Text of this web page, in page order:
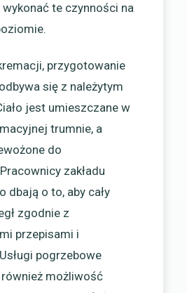
te czynności na
przygotowanie
się z należytym
jest umieszczane w
trumnie, a
do
zakładu
dbają o to, aby cały
zgodnie z
przepisami i
pogrzebowe
możliwość